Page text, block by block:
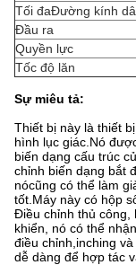
Tối đaĐường kính
Đầu ra
Quyền lực
Tốc độ lăn
Sự miêu tả:
Thiết bị này là thiết
hình lục giác.Nó
biến dạng cấu trúc
chỉnh biến dạng bắt
nócũng có thể làm
tốt.Máy này có hộp
Điều chỉnh thủ công,
khiển, nó có thể
điều chỉnh, inching
dễ dàng để hợp tác